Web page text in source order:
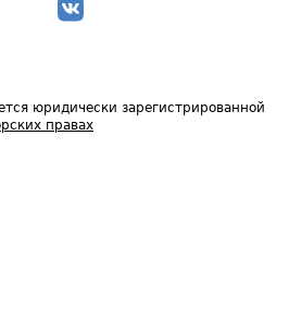
юридически зарегистрированной
правах